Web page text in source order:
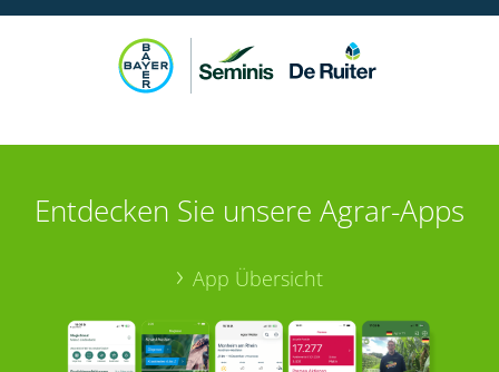
Entdecken Sie unsere Agrar-Apps
App Übersicht